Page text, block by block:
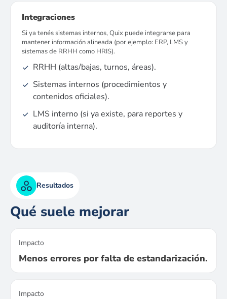
Integraciones
Si ya tenés sistemas internos, Quix puede integrarse para
mantener información alineada (por ejemplo: ERP, LMS y
sistemas de RRHH como HRIS).
RRHH (altas/bajas, turnos, áreas).
Sistemas internos (procedimientos y
contenidos oficiales).
LMS interno (si ya existe, para reportes y
auditoría interna).
Resultados
Qué suele mejorar
Impacto
Menos errores por falta de estandarización.
Impacto